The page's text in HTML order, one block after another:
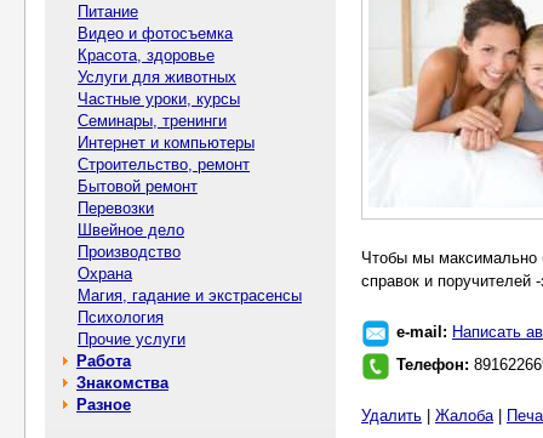
Питание
Видео и фотосъемка
Красота, здоровье
Услуги для животных
Частные уроки, курсы
Семинары, тренинги
Интернет и компьютеры
Строительство, ремонт
Бытовой ремонт
Перевозки
Швейное дело
Производство
Охрана
Магия, гадание и экстрасенсы
Психология
Прочие услуги
Работа
Знакомства
Разное
Чтобы мы максимально
справок и поручителей
e-mail: Написать
Телефон:
Удалить Жалоба|